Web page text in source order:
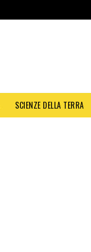
SCIENZE DELLA TERRA